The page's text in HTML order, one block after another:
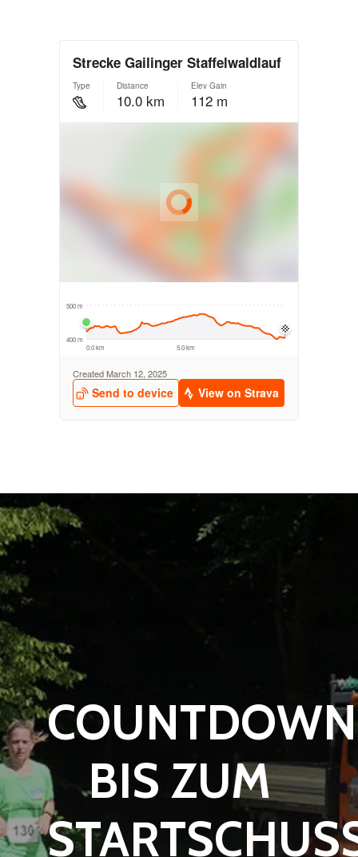
COUNTDOWN
BIS ZUM